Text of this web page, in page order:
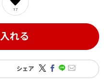
17
れる
シェア